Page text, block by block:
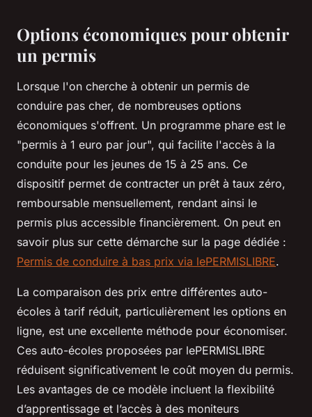
Options économiques pour obtenir
un permis
Lorsque l'on cherche à obtenir un permis de
conduire pas cher, de nombreuses options
économiques s'offrent. Un programme phare est le
"permis à 1 euro par jour", qui facilite l'accès à la
conduite pour les jeunes de 15 à 25 ans. Ce
dispositif permet de contracter un prêt à taux zéro,
remboursable mensuellement, rendant ainsi le
permis plus accessible financièrement. On peut en
savoir plus sur cette démarche sur la page dédiée :
Permis de conduire à bas prix via lePERMISLIBRE.
La comparaison des prix entre différentes auto-
écoles à tarif réduit, particulièrement les options en
ligne, est une excellente méthode pour économiser.
Ces auto-écoles proposées par lePERMISLIBRE
réduisent significativement le coût moyen du permis.
Les avantages de ce modèle incluent la flexibilité
d’apprentissage et l’accès à des moniteurs